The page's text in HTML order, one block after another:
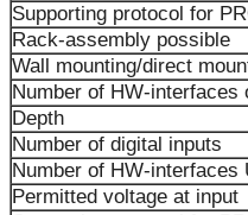
Supporting protocol for
Rack-assembly possible
Wall mounting/direct
Number of HW-interfaces
Depth
Number of digital inputs
Number of HW-interfaces
Permitted voltage at input